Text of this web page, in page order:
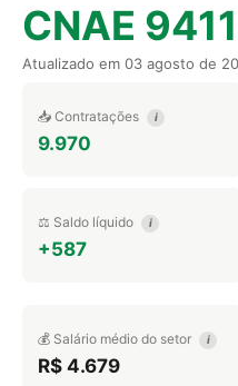
CNAE
Atualizado em 03 agosto de
📥 Contratações i
9.970
⚖️ Saldo líquido i
+587
💰 Salário médio do setor i
R$ 4.679